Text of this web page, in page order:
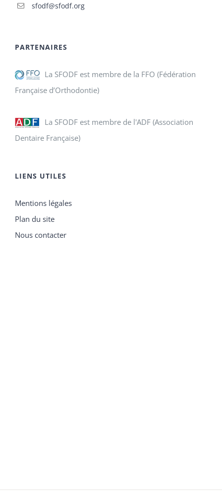
sfodf@sfodf.org
PARTENAIRES
La SFODF est membre de la FFO (Fédération
Française d’Orthodontie)
La SFODF est membre de l'ADF (Association
Dentaire Française)
LIENS UTILES
Mentions légales
Plan du site
Nous contacter